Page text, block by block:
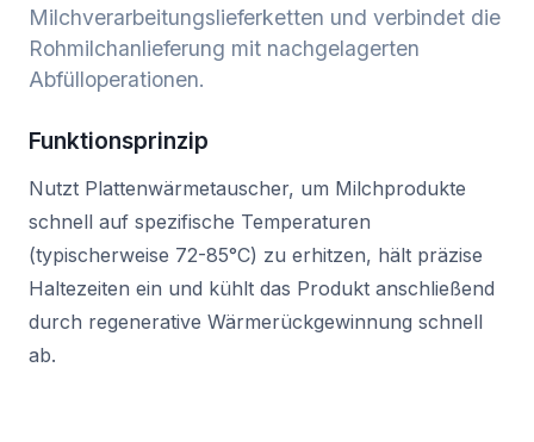
Milchverarbeitungslieferketten und verbindet die
Rohmilchanlieferung mit nachgelagerten
Abfülloperationen.
Funktionsprinzip
Nutzt Plattenwärmetauscher, um Milchprodukte
schnell auf spezifische Temperaturen
(typischerweise 72-85°C) zu erhitzen, hält präzise
Haltezeiten ein und kühlt das Produkt anschließend
durch regenerative Wärmerückgewinnung schnell
ab.